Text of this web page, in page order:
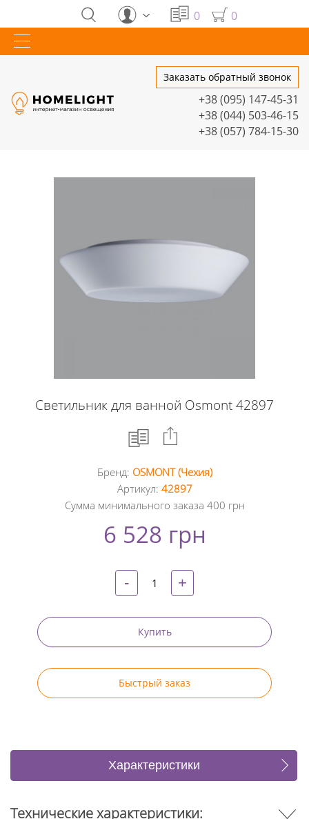
0 0
Заказать обратный звонок
+38 (095) 147-45-31
+38 (044) 503-46-15
+38 (057) 784-15-30
Светильник для ванной Osmont 42897
Facebook
+
Pinterest
Бренд: OSMONT (Чехия)
Артикул: 42897
Сумма минимального заказа 400 грн
6 528 грн
- +
Купить
Быстрый заказ
Характеристики
Отзывы
Технические характеристики: